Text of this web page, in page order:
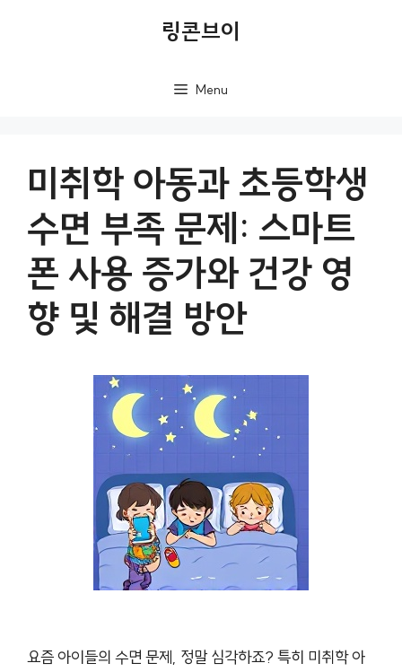
링콘브이
Menu
미취학 아동과 초등학생
수면 부족 문제: 스마트
폰 사용 증가와 건강 영
향 및 해결 방안
요즘 아이들의 수면 문제, 정말 심각하죠? 특히 미취학 아